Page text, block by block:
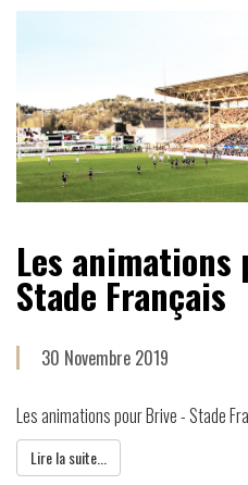
Les animations
Stade Français
30 Novembre 2019
Les animations pour Brive - Stade
Lire la suite...